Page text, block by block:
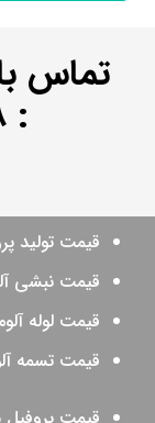
تماس
:
قیمت تولید
قیمت نبشی
قیمت لوله
قیمت تسمه